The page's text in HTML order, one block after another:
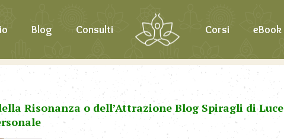
Blog Consulti Corsi eBook
Risonanza o dell’Attrazione Blog Spiragli di Luce